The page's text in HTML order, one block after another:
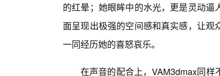
的红晕；她眼眸中的水光，更是灵动
面呈现出极强的空间感和真实感，让
一同经历她的喜怒哀乐。
在声音的配合上，VAM3dmax同